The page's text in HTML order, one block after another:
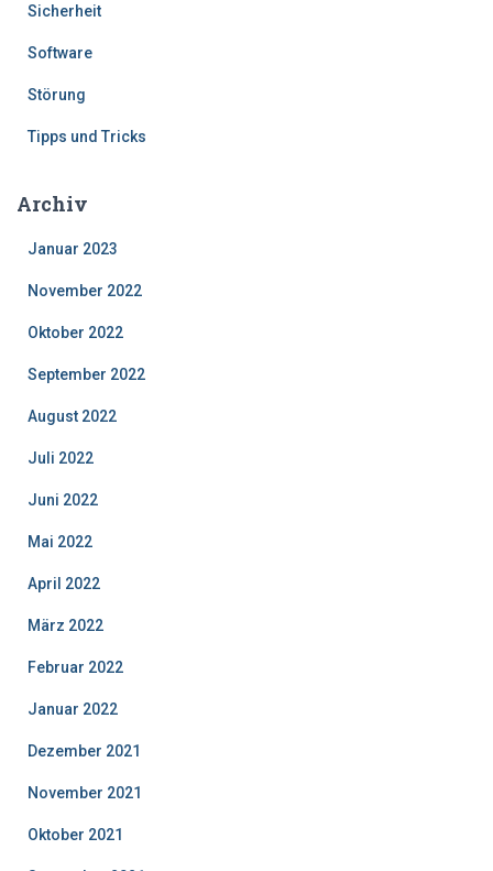
Sicherheit
Software
Störung
Tipps und Tricks
Archiv
Januar 2023
November 2022
Oktober 2022
September 2022
August 2022
Juli 2022
Juni 2022
Mai 2022
April 2022
März 2022
Februar 2022
Januar 2022
Dezember 2021
November 2021
Oktober 2021